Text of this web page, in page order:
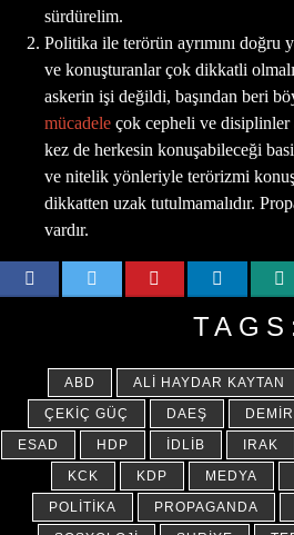
sürdürelim.
Politika ile terörün ayrımını doğru
ve konuşturanlar çok dikkatli
askerin işi değildi, başından beri
mücadele çok cepheli ve disiplinler
kez de herkesin konuşabileceği
ve nitelik yönleriyle terörizmi
dikkatten uzak tutulmamalıdır.
vardır.
ABD ALI HAYDAR KAYTAN
ÇEKIÇ GÜÇ
DAEŞ
ESAD
HDP İDLIB IRAK
KCK
KDP MEDYA
POLITIKA
PROPAGANDA